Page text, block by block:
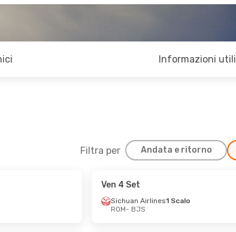
Informazioni utili
Filtra per Andata e ritorno
Ven 4 Set
Sichuan Airlines1 Scalo
ROM- BJS